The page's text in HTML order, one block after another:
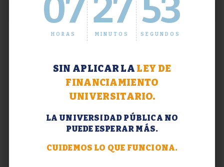
07
HORAS
27
MINUTOS
53
SEGUNDOS
SIN APLICAR LA LEY DE
FINANCIAMIENTO
UNIVERSITARIO.
LA UNIVERSIDAD PÚBLICA NO
PUEDE ESPERAR MÁS.
CUIDEMOS LO QUE FUNCIONA.
Extensión. Diplomaturas 2026.